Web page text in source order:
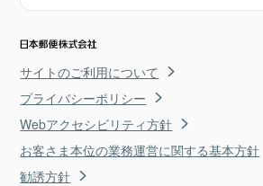
サイトのご利用について
プライバシーポリシー
Webアクセシビリティ方針
お客さま本位の業務運営に関する基本方針
勧誘方針